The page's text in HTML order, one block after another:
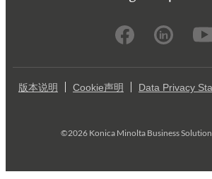
版本说明 Cookie声明 Data Privacy
©2026 Konica Minolta Business